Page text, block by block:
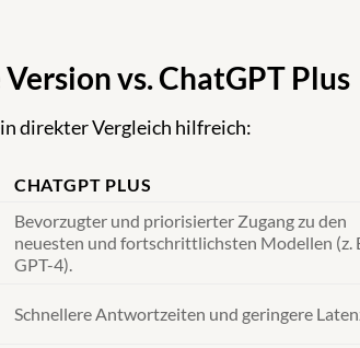
vs. ChatGPT Plus
direkter Vergleich hilfreich:
CHATGPT PLUS
Bevorzugter und priorisierter Zugang zu den
neuesten und fortschrittlichsten Modellen (z.
GPT-4).
Schnellere Antwortzeiten und geringere